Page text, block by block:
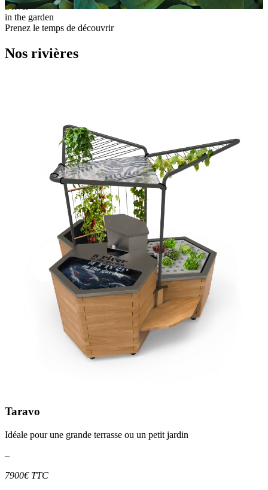
a river
in the garden
Prenez le temps de découvrir
Nos rivières
Taravo
Idéale pour une grande terrasse ou un petit jardin
–
7900€ TTC